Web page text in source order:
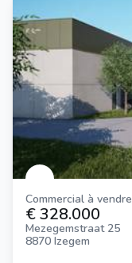
Commercial à vendre
€ 328.000
Mezegemstraat 25
8870 Izegem